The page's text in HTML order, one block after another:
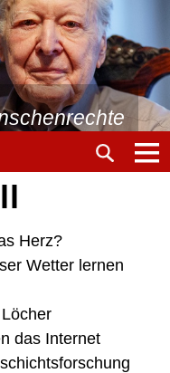
Herz?
Wetter lernen
das Internet